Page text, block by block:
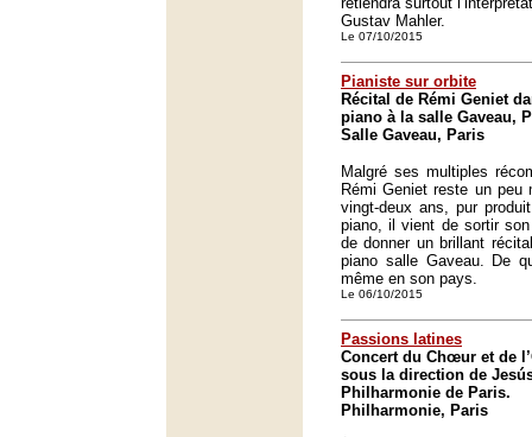
Gustav Mahler.
Le 07/10/2015
Pianiste sur orbite
Récital de Rémi Geniet
piano à la salle Gaveau,
Salle Gaveau, Paris
Malgré ses multiples
Rémi Geniet reste un
vingt-deux ans, pur
piano, il vient de sortir
de donner un brillant
piano salle Gaveau. De
même en son pays.
Le 06/10/2015
Passions latines
Concert du Chœur et de
sous la direction de
Philharmonie de Paris.
Philharmonie, Paris